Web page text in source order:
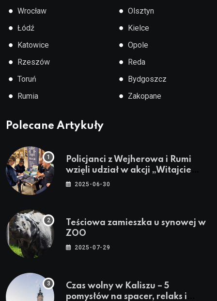
● Wrocław
● Łódź
● Katowice
● Rzeszów
● Toruń
● Rumia
● Olsztyn
● Kielce
● Opole
● Reda
● Bydgoszcz
● Zakopane
Polecane Artykuły
Policjanci z Wejherowa i Rumi
wzięli udział w akcji „Witajcie
Wakacje”
2025-06-30
Teściowa zamieszka u synowej w
ZOO
2025-07-29
Czas wolny w Kaliszu – 5
pomysłów na spacer, relaks i